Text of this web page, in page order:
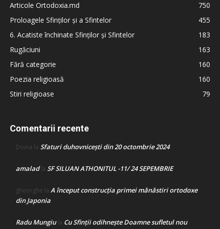
Articole Ortodoxia.md
750
Proloagele Sfinților și a Sfintelor
455
6. Acatiste închinate Sfinților și Sfintelor
183
Rugăciuni
163
Fără categorie
160
Poezia religioasă
160
Stiri religioase
79
Comentarii recente
Doina la Sfaturi duhovnicești din 20 octombrie 2024
amaladla SF SILUAN ATHONITUL -11/ 24 SEPEMBRIE
gheorghe la A început construcţia primei mănăstiri ortodoxe
din Japonia
Radu Mungiula Cu Sfinții odihnește Doamne sufletul nou